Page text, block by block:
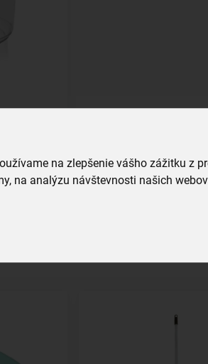
na zlepšenie vášho zážitku z
na analýzu návštevnosti našich